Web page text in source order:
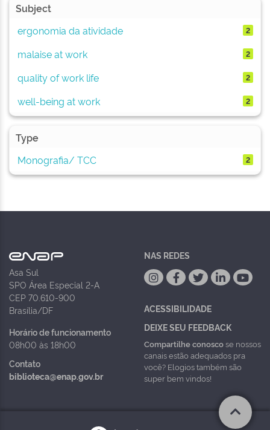
Subject
ergonomia da atividade
2
malaise at work 2
quality of work life 2
well-being at work 2
Type
Monografia/ TCC
2
Asa Sul
SPO Área Especial 2-A
CEP 70.610-900
Brasília/DF
Horário de funcionamento
08h00 às 18h00
Contato
biblioteca@enap.gov.br
NAS REDES
ACESSIBILIDADE
DEIXE SEU FEEDBACK
Compartilhe conoscose nossos
canais estão adequados pra
você? Elogios também são
super bem vindos!